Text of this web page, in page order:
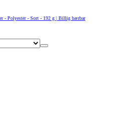
- Polyester - Sort - 192 g | Billig bærbar